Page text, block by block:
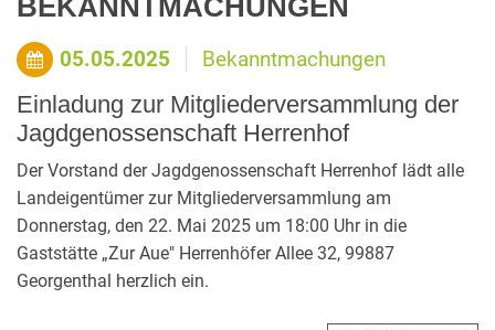
BEKANNTMACHUNGEN
05.05.2025 Bekanntmachungen
Einladung zur Mitgliederversammlung der
Jagdgenossenschaft Herrenhof
Der Vorstand der Jagdgenossenschaft Herrenhof lädt alle
Landeigentümer zur Mitgliederversammlung am
Donnerstag, den 22. Mai 2025 um 18:00 Uhr in die
Gaststätte „Zur Aue" Herrenhöfer Allee 32, 99887
Georgenthal herzlich ein.